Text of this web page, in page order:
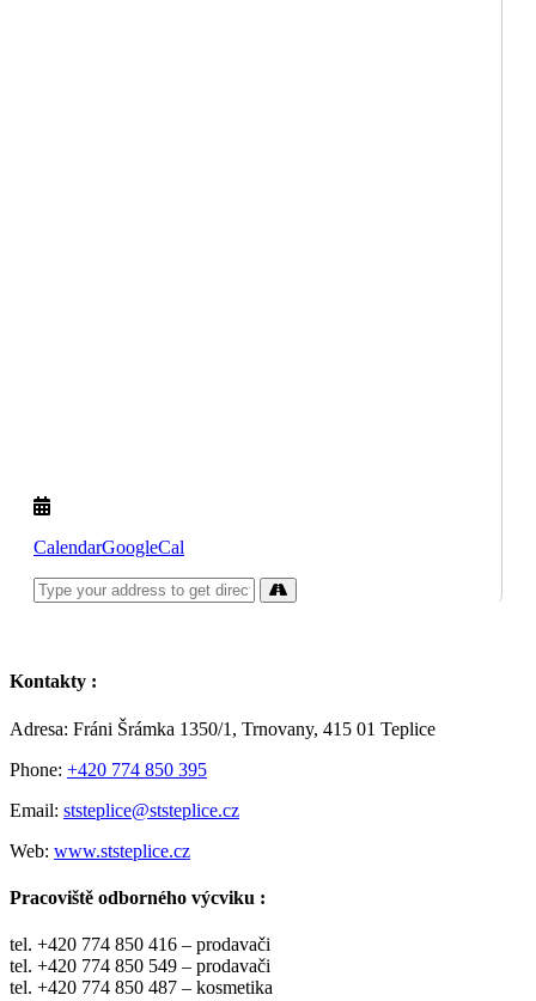
CalendarGoogleCal
Kontakty :
Adresa: Fráni Šrámka 1350/1, Trnovany, 415 01 Teplice
Phone: +420 774 850 395
Email: ststeplice@ststeplice.cz
Web: www.ststeplice.cz
Pracoviště odborného výcviku :
tel. +420 774 850 416 – prodavači
tel. +420 774 850 549 – prodavači
tel. +420 774 850 487 – kosmetika